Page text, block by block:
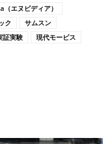
（エヌビディア）
ク
サムスン
証実験
現代モービス